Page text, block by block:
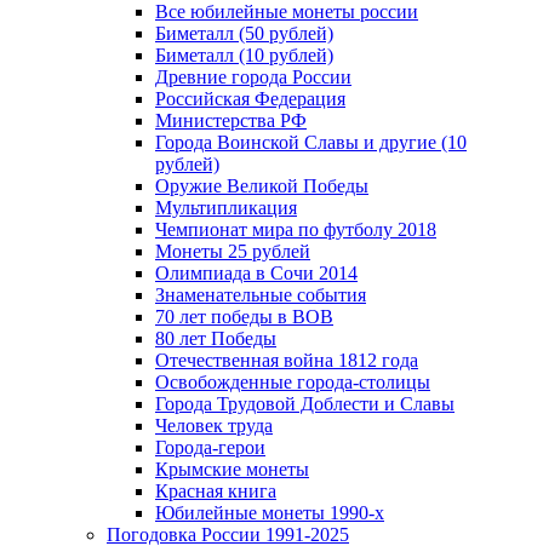
Все юбилейные монеты россии
Биметалл (50 рублей)
Биметалл (10 рублей)
Древние города России
Российская Федерация
Министерства РФ
Города Воинской Славы и другие (10
рублей)
Оружие Великой Победы
Мультипликация
Чемпионат мира по футболу 2018
Монеты 25 рублей
Олимпиада в Сочи 2014
Знаменательные события
70 лет победы в ВОВ
80 лет Победы
Отечественная война 1812 года
Освобожденные города-столицы
Города Трудовой Доблести и Славы
Человек труда
Города-герои
Крымские монеты
Красная книга
Юбилейные монеты 1990-х
Погодовка России 1991-2025